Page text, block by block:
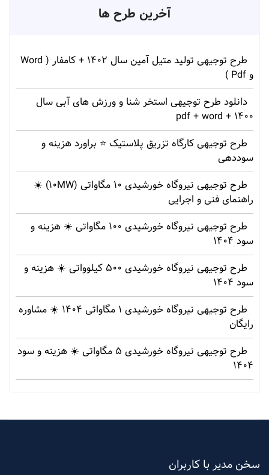
آخرین طرح ها
طرح توجیهی تولید متیل آمین سال 1402 + کامفار ( Word
و Pdf )
دانلود طرح توجیهی استخر شنا و ورزش های آبی سال
1400 + pdf + word
طرح توجیهی کارگاه تزریق پلاستیک ⭐ براورد هزینه و
سوددهی
طرح توجیهی نیروگاه خورشیدی 10 مگاواتی (10MW) ☀️
راهنمای فنی و اجرایی
طرح توجیهی نیروگاه خورشیدی 100 مگاواتی ☀️ هزینه‌ و
سود 1404
طرح توجیهی نیروگاه خورشیدی 500 کیلوواتی ☀️ هزینه‌ و
سود 1404
طرح توجیهی نیروگاه خورشیدی 1 مگاواتی 1404 ☀️ مشاوره
رایگان
طرح توجیهی نیروگاه خورشیدی 5 مگاواتی ☀️ هزینه‌ و سود
1404
سخن مدیر با کاربران